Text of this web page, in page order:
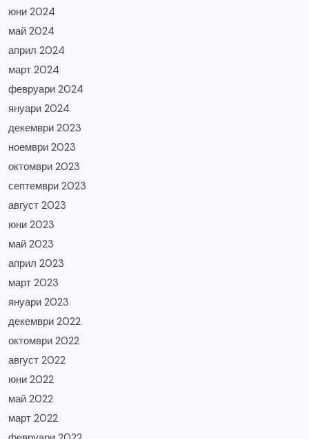
юни 2024
май 2024
април 2024
март 2024
февруари 2024
януари 2024
декември 2023
ноември 2023
октомври 2023
септември 2023
август 2023
юни 2023
май 2023
април 2023
март 2023
януари 2023
декември 2022
октомври 2022
август 2022
юни 2022
май 2022
март 2022